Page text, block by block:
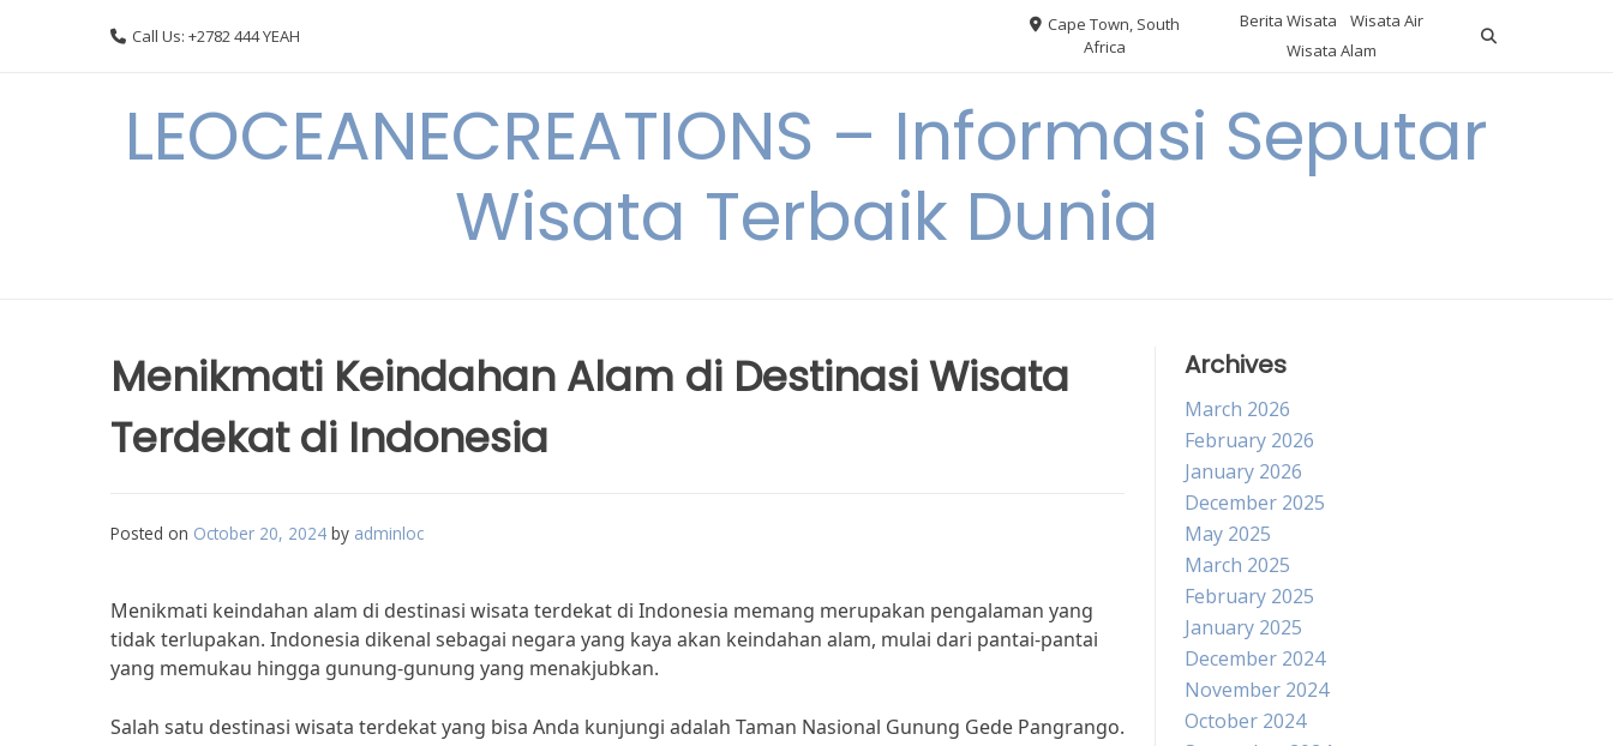
Call Us: +2782 444 YEAH
Cape Town, South
Africa
Berita Wisata
Wisata Air
Wisata Alam
LEOCEANECREATIONS – Informasi Seputar
Wisata Terbaik Dunia
Menikmati Keindahan Alam di Destinasi Wisata
Terdekat di Indonesia
Posted on October 20, 2024 by adminloc
Menikmati keindahan alam di destinasi wisata terdekat di Indonesia memang merupakan pengalaman yang
tidak terlupakan. Indonesia dikenal sebagai negara yang kaya akan keindahan alam, mulai dari pantai-pantai
yang memukau hingga gunung-gunung yang menakjubkan.
Salah satu destinasi wisata terdekat yang bisa Anda kunjungi adalah Taman Nasional Gunung Gede Pangrango.
Archives
March 2026
February 2026
January 2026
December 2025
May 2025
March 2025
February 2025
January 2025
December 2024
November 2024
October 2024